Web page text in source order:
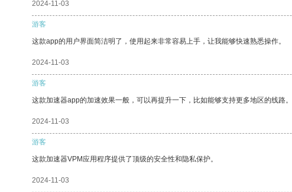
2024-11-03
游客
这款app的用户界面简洁明了，使用起来非常容易上手，让我能够快速熟悉操作。
2024-11-03
游客
这款加速器app的加速效果一般，可以再提升一下，比如能够支持更多地区的线路。
2024-11-03
游客
这款加速器VPM应用程序提供了顶级的安全性和隐私保护。
2024-11-03